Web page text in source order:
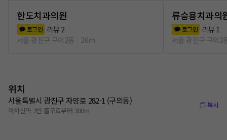
한도치과의원
로그인 리뷰 2
서울 광진구 구의2동
26m
류승용치과의
로그인 리뷰 1
서울 광진구 구의2
위치
서울특별시 광진구 자양로 282-1 (구의동)
아차산역 2번 출구로부터 300m
복사